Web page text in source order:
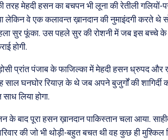
तरह मेहदी हसन का बचपन भी लूना की रेतीली
लेकिन वे एक कलावन्त ख़ानदान की नुमाइंदगी करते थे
सुर फूंका. उस पहले सुर की रोशनी में जब इस बच्चे के
होगी.
प्रांत पंजाब के फाजिल्का में मेहदी हसन ध्रुपद और
घनघोर रियाज़ के थे जब अपने बुजुर्गों की शागिर्दी
लिया होगा.
के बाद पूरा हसन ख़ानदान पाकिस्तान चला आया.
की जो भी थोड़ी-बहुत बचत थी वह कुछ ही